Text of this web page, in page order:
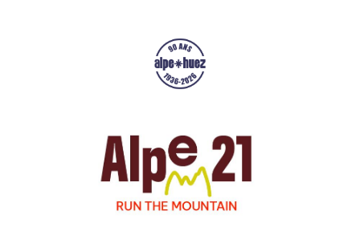
Résultats
Galerie
Infos pratiques